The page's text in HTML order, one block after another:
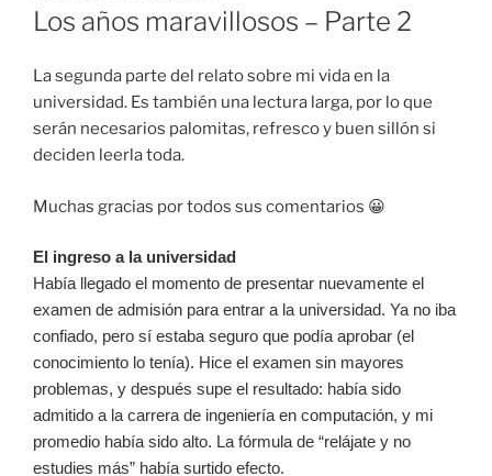
ON
Los años maravillosos – Parte 2
La segunda parte del relato sobre mi vida en la
universidad. Es también una lectura larga, por lo que
serán necesarios palomitas, refresco y buen sillón si
deciden leerla toda.
Muchas gracias por todos sus comentarios 😀
El ingreso a la universidad
Había llegado el momento de presentar nuevamente el
examen de admisión para entrar a la universidad. Ya no iba
confiado, pero sí estaba seguro que podía aprobar (el
conocimiento lo tenía). Hice el examen sin mayores
problemas, y después supe el resultado: había sido
admitido a la carrera de ingeniería en computación, y mi
promedio había sido alto. La fórmula de “relájate y no
estudies más” había surtido efecto.